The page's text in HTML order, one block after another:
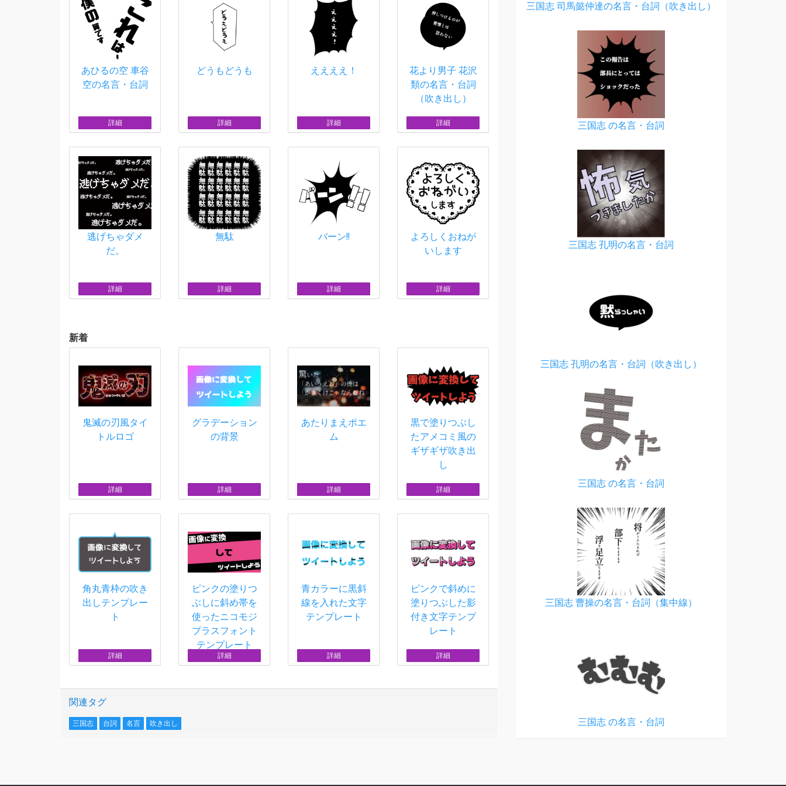
あひるの空 車谷
空の名言・台詞
詳細
どうもどうも
詳細
ええええ！
詳細
花より男子 花沢
類の名言・台詞
（吹き出し）
詳細
逃げちゃダメ
だ。
詳細
無駄
詳細
バーン!!
詳細
よろしくおねが
いします
詳細
新着
鬼滅の刃風タイ
トルロゴ
詳細
グラデーション
の背景
詳細
あたりまえポエ
ム
詳細
黒で塗りつぶし
たアメコミ風の
ギザギザ吹き出
し
詳細
角丸青枠の吹き
出しテンプレー
ト
詳細
ピンクの塗りつ
ぶしに斜め帯を
使ったニコモジ
プラスフォント
テンプレート
詳細
青カラーに黒斜
線を入れた文字
テンプレート
詳細
ピンクで斜めに
塗りつぶした影
付き文字テンプ
レート
詳細
関連タグ
三国志 台詞 名言 吹き出し
三国志 司馬懿仲達の名言・台詞（吹き出し）
三国志 の名言・台詞
三国志 孔明の名言・台詞
三国志 孔明の名言・台詞（吹き出し）
三国志 の名言・台詞
三国志 曹操の名言・台詞（集中線）
三国志 の名言・台詞